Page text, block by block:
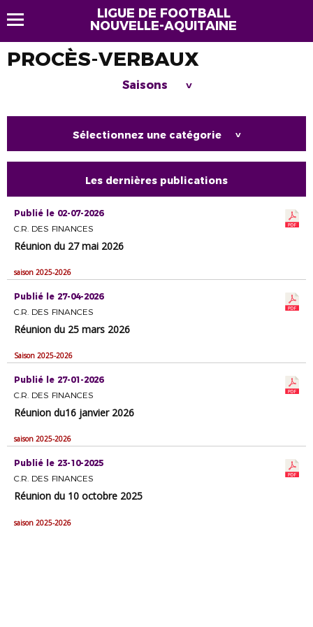
LIGUE DE FOOTBALL
NOUVELLE-AQUITAINE
PROCÈS-VERBAUX
Saisons >
Sélectionnez une catégorie >
Les dernières publications
Publié le 02-07-2026
C.R. DES FINANCES
Réunion du 27 mai 2026
saison 2025-2026
Publié le 27-04-2026
C.R. DES FINANCES
Réunion du 25 mars 2026
Saison 2025-2026
Publié le 27-01-2026
C.R. DES FINANCES
Réunion du16 janvier 2026
saison 2025-2026
Publié le 23-10-2025
C.R. DES FINANCES
Réunion du 10 octobre 2025
saison 2025-2026